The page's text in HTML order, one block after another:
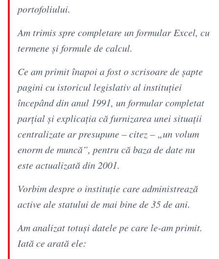
portofoliului.
Am trimis spre completare un formular Excel, cu
termene și formule de calcul.
Ce am primit înapoi a fost o scrisoare de șapte
pagini cu istoricul legislativ al instituției
începând din anul 1991, un formular completat
parțial și explicația că furnizarea unei situații
centralizate ar presupune – citez – „un volum
enorm de muncă”, pentru că baza de date nu
este actualizată din 2001.
Vorbim despre o instituție care administrează
active ale statului de mai bine de 35 de ani.
Am analizat totuși datele pe care le-am primit.
Iată ce arată ele: